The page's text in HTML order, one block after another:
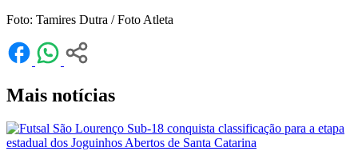
Foto: Tamires Dutra / Foto Atleta
Mais notícias